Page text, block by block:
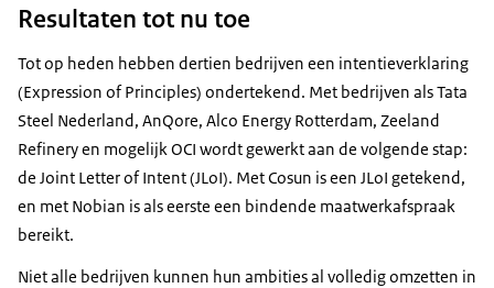
Resultaten tot nu toe
Tot op heden hebben dertien bedrijven een intentieverklaring
(Expression of Principles) ondertekend. Met bedrijven als Tata
Steel Nederland, AnQore, Alco Energy Rotterdam, Zeeland
Refinery en mogelijk OCI wordt gewerkt aan de volgende stap:
de Joint Letter of Intent (JLoI). Met Cosun is een JLoI getekend,
en met Nobian is als eerste een bindende maatwerkafspraak
bereikt.
Niet alle bedrijven kunnen hun ambities al volledig omzetten in